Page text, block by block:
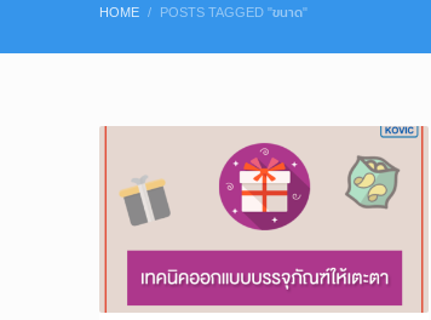
HOME POSTS TAGGED "ขนาด"